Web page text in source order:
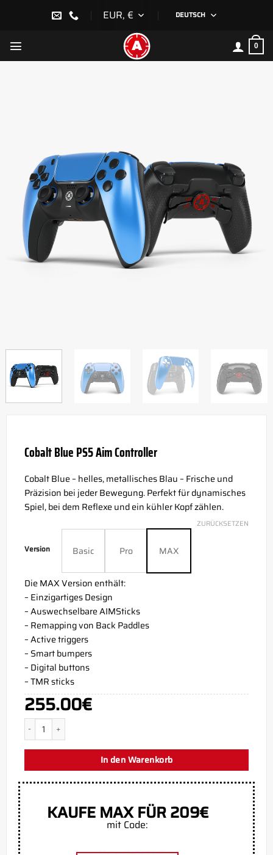
EUR, € DEUTSCH
0
Cobalt Blue PS5 Aim Controller
Cobalt Blue – helles, metallisches Blau – Frische und
Präzision bei jeder Bewegung. Perfekt für dynamisches
Spiel, bei dem Reflexe und ein kühler Kopf zählen.
Version Basic Pro MAX
ZURÜCKSETZEN
Die MAX Version enthält:
– Einzigartiges Design
– Auswechselbare AIMSticks
– Remapping von Back Paddles
– Active triggers
– Smart bumpers
– Digital buttons
– TMR sticks
255.00€
Cobalt Blue PS5 Aim Controller Menge
In den Warenkorb
KAUFE MAX FÜR 209€
mit Code: